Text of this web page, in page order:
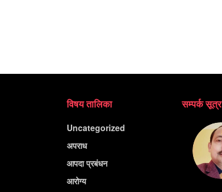
विषय तालिका
Uncategorized
अपराध
आपदा प्रबंधन
आरोग्य
सम्पर्क सूत्र